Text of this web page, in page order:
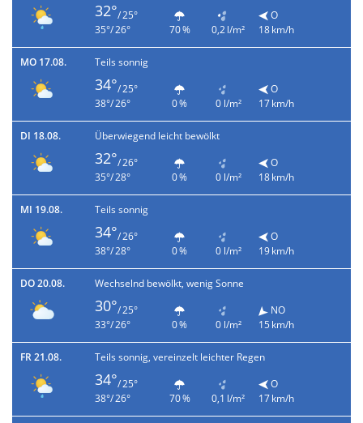
32°/ 25°
35°/ 26°
70 % 0,2 l/m²
O
18 km/h
MO 17.08. Teils sonnig
34°/ 25°
38°/ 26°
0 % 0 l/m²
O
17 km/h
DI 18.08. Überwiegend leicht bewölkt
32°/ 26°
35°/ 28°
0 % 0 l/m²
O
18 km/h
MI 19.08. Teils sonnig
34°/ 26°
38°/ 28°
0 % 0 l/m²
O
19 km/h
DO 20.08. Wechselnd bewölkt, wenig Sonne
30°/ 25°
33°/ 26°
0 % 0 l/m²
NO
15 km/h
FR 21.08. Teils sonnig, vereinzelt leichter Regen
34°/ 25°
38°/ 26°
70 % 0,1 l/m²
O
17 km/h